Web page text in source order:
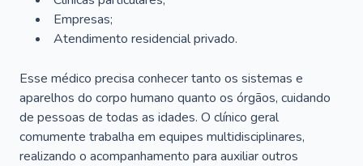
Empresas;
Atendimento residencial privado.
Esse médico precisa conhecer tanto os sistemas e
aparelhos do corpo humano quanto os órgãos, cuidando
de pessoas de todas as idades. O clínico geral
comumente trabalha em equipes multidisciplinares,
realizando o acompanhamento para auxiliar outros